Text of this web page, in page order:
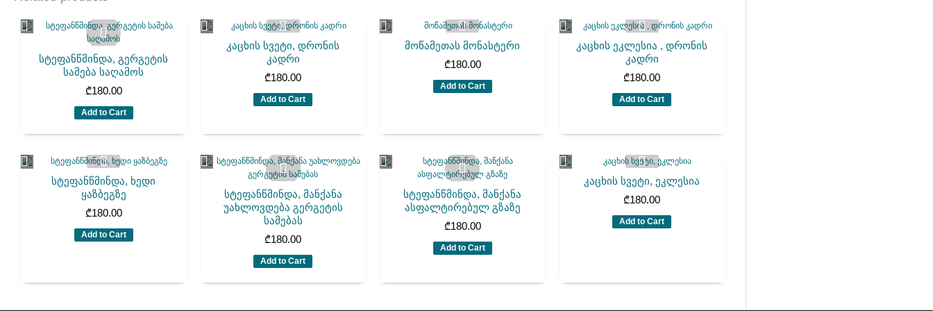
სტეფანწმინდა, გერგეტის
სამება საღამოს
₾180.00
Add to Cart
კაცხის სვეტი, დრონის
კადრი
₾180.00
Add to Cart
მოწამეთას მონასტერი
₾180.00
Add to Cart
კაცხის ეკლესია , დრონის
კადრი
₾180.00
Add to Cart
სტეფანწმინდა, ხედი
ყაზბეგზე
₾180.00
Add to Cart
სტეფანწმინდა, მანქანა
უახლოვდება გერგეტის
სამებას
₾180.00
Add to Cart
სტეფანწმინდა, მანქანა
ასფალტირებულ გზაზე
₾180.00
Add to Cart
კაცხის სვეტი, ეკლესია
₾180.00
Add to Cart